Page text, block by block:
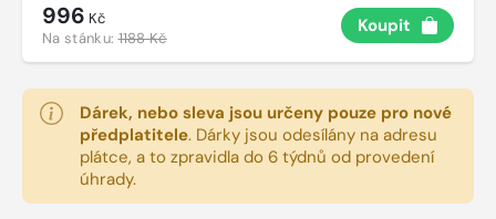
996 Kč
Na stánku:1188 Kč
Koupit
Dárek, nebo sleva jsou určeny pouze pro nové
předplatitele. Dárky jsou odesílány na adresu
plátce, a to zpravidla do 6 týdnů od provedení
úhrady.